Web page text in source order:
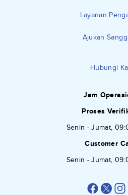
Layanan
Ajukan
Hubungi
Jam
Proses
Senin - Jumat,
Customer
Senin - Jumat,